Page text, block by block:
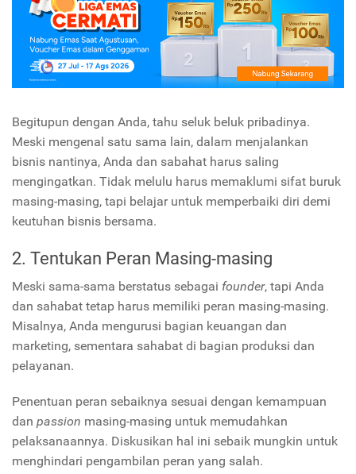
Begitupun dengan Anda, tahu seluk beluk pribadinya.
Meski mengenal satu sama lain, dalam menjalankan
bisnis nantinya, Anda dan sabahat harus saling
mengingatkan. Tidak melulu harus memaklumi sifat buruk
masing-masing, tapi belajar untuk memperbaiki diri demi
keutuhan bisnis bersama.
2. Tentukan Peran Masing-masing
Meski sama-sama berstatus sebagai founder, tapi Anda
dan sahabat tetap harus memiliki peran masing-masing.
Misalnya, Anda mengurusi bagian keuangan dan
marketing, sementara sahabat di bagian produksi dan
pelayanan.
Penentuan peran sebaiknya sesuai dengan kemampuan
dan passion masing-masing untuk memudahkan
pelaksanaannya. Diskusikan hal ini sebaik mungkin untuk
menghindari pengambilan peran yang salah.